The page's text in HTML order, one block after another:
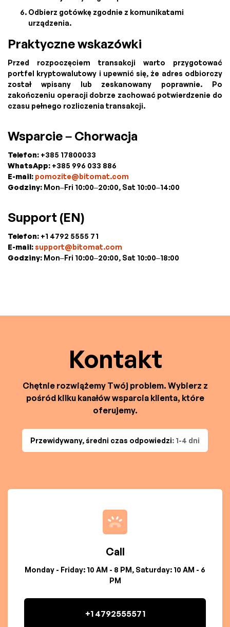
Odbierz gotówkę zgodnie z komunikatami
urządzenia.
Praktyczne wskazówki
Przed rozpoczęciem transakcji warto przygotować
portfel kryptowalutowy i upewnić się, że adres odbiorczy
został wpisany lub zeskanowany poprawnie. Po
zakończeniu operacji dobrze zachować potwierdzenie do
czasu pełnego rozliczenia transakcji.
Wsparcie – Chorwacja
Telefon: +385 17800033
WhatsApp: +385 996 033 886
E-mail: pomozite@bitomat.com
Godziny: Mon–Fri 10:00–20:00, Sat 10:00–14:00
Support (EN)
Telefon: +1 4792 5555 71
E-mail:support@bitomat.com
Godziny: Mon–Fri 10:00–20:00, Sat 10:00–18:00
Kontakt
Chętnie rozwiążemy Twój problem. Wybierz z
pośród kilku kanałów wsparcia klienta, które
oferujemy.
Przewidywany, średni czas odpowiedzi: 1-4 dni
Call
Monday - Friday: 10 AM - 8 PM, Saturday: 10 AM - 6
PM
+1 4792555571